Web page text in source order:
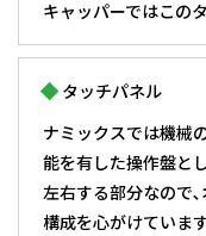
キャッパーではこの
タッチパネル
ナミックスでは機械
能を有した操作盤と
左右する部分なので
構成を心がけていま